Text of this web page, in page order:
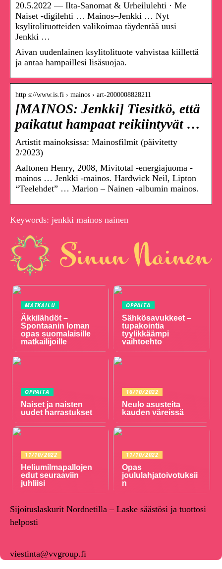
20.5.2022 — Ilta-Sanomat & Urheilulehti · Me
Naiset -digilehti … Mainos–Jenkki … Nyt
ksylitolituotteiden valikoimaa täydentää uusi
Jenkki …
Aivan uudenlainen ksylitolituote vahvistaa kiillettä
ja antaa hampaillesi lisäsuojaa.
http s://www.is.fi › mainos › art-2000008828211
[MAINOS: Jenkki] Tiesitkö, että
paikatut hampaat reikiintyvät …
Artistit mainoksissa: Mainosfilmit (päivitetty
2/2023)
Aaltonen Henry, 2008, Mivitotal -energiajuoma -
mainos … Jenkki -mainos. Hardwick Neil, Lipton
“Teelehdet” … Marion – Nainen -albumin mainos.
Keywords: jenkki mainos nainen
MATKAILU
Äkkilähdöt –
Spontaanin loman
opas suomalaisille
matkailijoille
OPPAITA
Sähkösavukkeet –
tupakointia
tyylikkäämpi
vaihtoehto
OPPAITA
Naiset ja naisten
uudet harrastukset
16/10/2022
Neulo asusteita
kauden väreissä
11/10/2022
Heliumilmapallojen
edut seuraaviin
juhliisi
11/10/2022
Opas
joululahjatoivotuksii
n
Sijoituslaskurit Nordnetilla – Laske säästösi ja tuottosi
helposti
viestinta@vvgroup.fi